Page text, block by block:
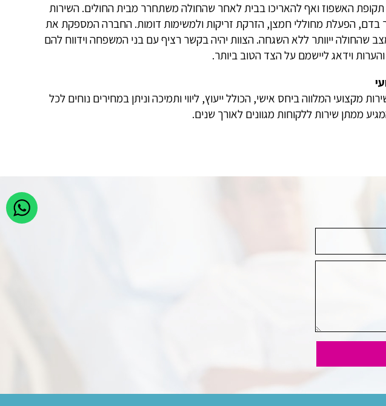
תקופת האשפוז ואף להאריכו בבית לאחר שהחולה משתחרר מבית החולים. השירות
בדם, הפעלת מחוללי חמצן, הזרקת זריקות ולמשימות דומות. החברה המספקת את
ייוותר ללא השגחה. הצוות יהיה בקשר רציף עם בני המשפחה וידווח להם
וידאג ליישמם על הצד הטוב ביותר.
המלווה ביחס אישי, הכולל ייעוץ, ליווי ותמיכה וניתן במחירים נוחים לכל
ממתן שירות ללקוחות מגוונים לאורך שנים.